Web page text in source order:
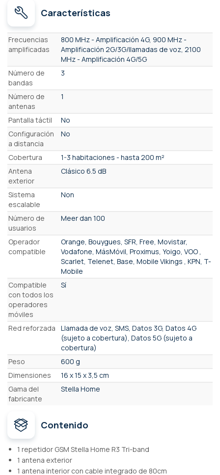
Características
Características
Frecuencias
amplificadas
800 MHz - Amplificación 4G, 900 MHz -
Amplificación 2G/3G/llamadas de voz, 2100
MHz - Amplificación 4G/5G
Número de
bandas
3
Número de
antenas
1
Pantalla táctil
No
Configuración
a distancia
No
Cobertura
1-3 habitaciones - hasta 200 m²
Antena
exterior
Clásico 6.5 dB
Sistema
escalable
Non
Número de
usuarios
Meer dan 100
Operador
compatible
Orange, Bouygues, SFR, Free, Movistar,
Vodafone, MásMóvil, Proximus, Yoigo, VOO ,
Scarlet, Telenet, Base, Mobile Vikings , KPN, T-
Mobile
Compatible
con todos los
operadores
móviles
Sí
Red reforzada
Llamada de voz, SMS, Datos 3G, Datos 4G
(sujeto a cobertura), Datos 5G (sujeto a
cobertura)
Peso
600 g
Dimensiones
16 x 15 x 3,5 cm
Gama del
fabricante
Stella Home
Contenido
1 repetidor GSM Stella Home R3 Tri-band
1 antena exterior
1 antena interior con cable integrado de 80cm